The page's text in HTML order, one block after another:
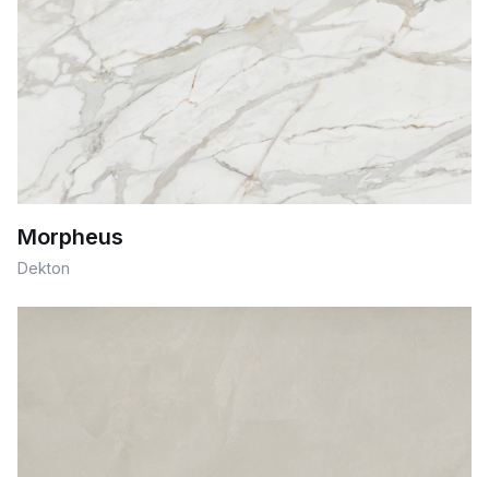
Morpheus
Dekton